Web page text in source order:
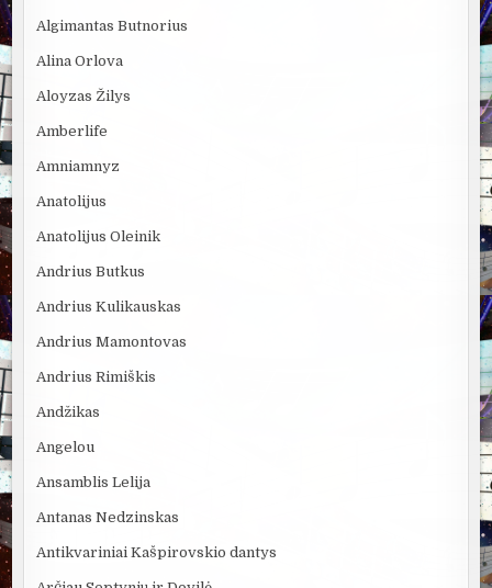
Algimantas Butnorius
Alina Orlova
Aloyzas Žilys
Amberlife
Amniamnyz
Anatolijus
Anatolijus Oleinik
Andrius Butkus
Andrius Kulikauskas
Andrius Mamontovas
Andrius Rimiškis
Andžikas
Angelou
Ansamblis Lelija
Antanas Nedzinskas
Antikvariniai Kašpirovskio dantys